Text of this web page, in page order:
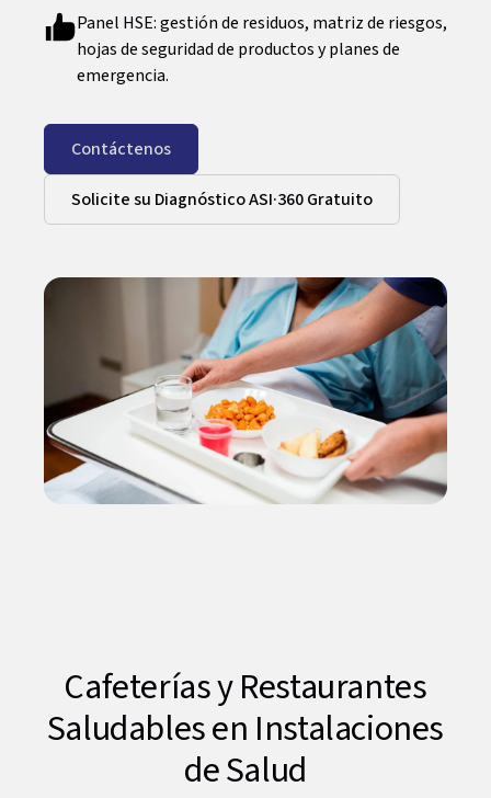
Panel HSE: gestión de residuos, matriz de riesgos,
hojas de seguridad de productos y planes de
emergencia.
Contáctenos
Solicite su Diagnóstico ASI·360 Gratuito
Cafeterías y Restaurantes
Saludables en Instalaciones
de Salud